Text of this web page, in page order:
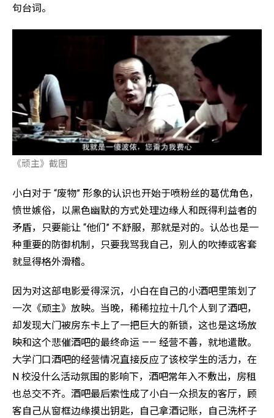
句台词。
《顽主》截图
小白对于 “废物” 形象的认识也开始于喷粉丝的葛优角色，
愤世嫉俗，以黑色幽默的方式处理边缘人和既得利益者的
矛盾，只要能让 “他们” 不舒服，那就是对的。认怂也是一
种重要的防御机制，只要我骂我自己，别人的吹捧或客套
就显得格外滑稽。
因为对这部电影爱得深沉，小白在自己的小酒吧里策划了
一次《顽主》放映。当晚，稀稀拉拉十几个人到了酒吧，
却发现大门被房东卡上了一把巨大的新锁，这也是这场放
映和这个悲催酒吧的最终命运 —— 经营不善，就地遣散。
大学门口酒吧的经营情况直接反应了该校学生的活力，在
N 校没什么活动氛围的影响下，酒吧常年入不敷出，房租
也总交不齐。酒吧最后索性成了小白一众损友的客厅，顾
客自己从窗框边缘摸出钥匙，自己拿酒记账，自己洗杯子